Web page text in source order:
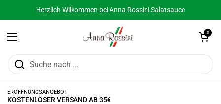
Herzlich Wilkommen bei Anna Rossini Salatsauce
Menü öffnen
Warenkorb
0
ERÖFFNUNGSANGEBOT
KOSTENLOSER VERSAND AB 35€